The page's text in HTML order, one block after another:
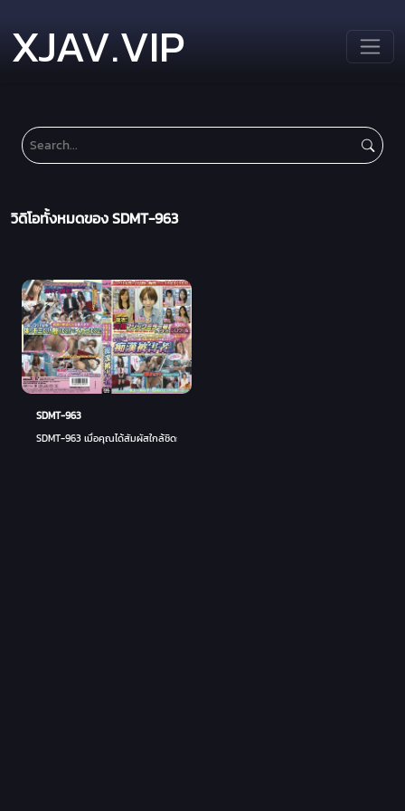
XJAV.VIP
วิดิโอทั้งหมดของ SDMT-963
SDMT-963
SDMT-963 เมื่อคุณได้สัมผัสใกล้ชิดกับสาวน่ารักหรือหน้าอกใหญ่บนรถไฟ